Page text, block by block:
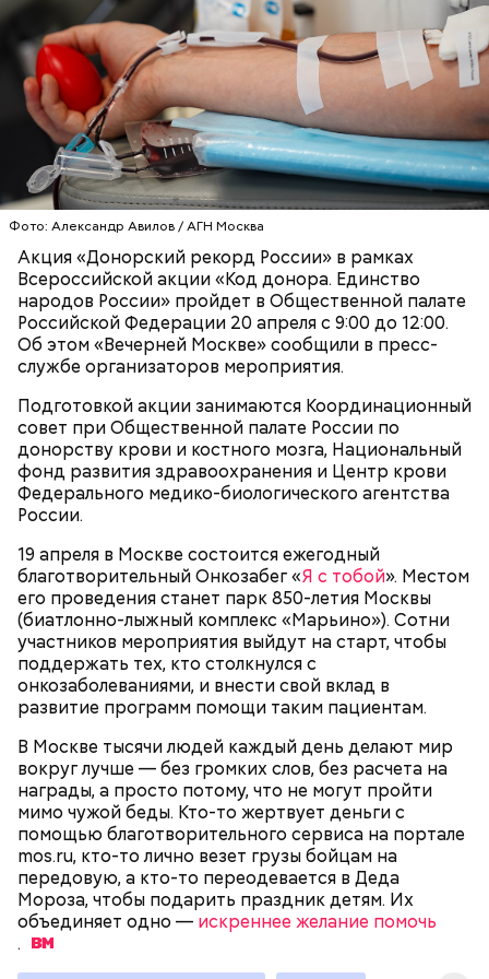
Фото: Александр Авилов / АГН Москва
Акция «Донорский рекорд России» в рамках
Всероссийской акции «Код донора. Единство
народов России» пройдет в Общественной палате
Российской Федерации 20 апреля с 9:00 до 12:00.
Об этом «Вечерней Москве» сообщили в пресс-
службе организаторов мероприятия.
Подготовкой акции занимаются Координационный
совет при Общественной палате России по
донорству крови и костного мозга, Национальный
фонд развития здравоохранения и Центр крови
Федерального медико-биологического агентства
России.
19 апреля в Москве состоится ежегодный
благотворительный Онкозабег «Я с тобой». Местом
его проведения станет парк 850-летия Москвы
(биатлонно-лыжный комплекс «Марьино»). Сотни
участников мероприятия выйдут на старт, чтобы
поддержать тех, кто столкнулся с
онкозаболеваниями, и внести свой вклад в
развитие программ помощи таким пациентам.
В Москве тысячи людей каждый день делают мир
вокруг лучше — без громких слов, без расчета на
награды, а просто потому, что не могут пройти
мимо чужой беды. Кто-то жертвует деньги с
помощью благотворительного сервиса на портале
mos.ru, кто-то лично везет грузы бойцам на
передовую, а кто-то переодевается в Деда
Мороза, чтобы подарить праздник детям. Их
объединяет одно — искреннее желание помочь
.
Еще одной отличительной чертой «Зарядья»
является всесезонность. Стало жарко летом?
Окунитесь в искусственный туман под стеклянным
куполом. Хочется красок серой зимой? Спешите во
Флорариум. Здесь можно совершить самое
короткое путешествие по всем 89 регионам нашей
страны и узнать много интересного о
биотехнологии или, например, экологии.
На этом наше мини-путешествие заканчивается, а
мы отложим дела и будем наслаждаться
прекрасным закатом на фоне березовой рощи,
хвойных лесов, степи и луга.
напротив Кремля.
6 апреля в городском прокате стали доступны
новые электросамокаты «Москвич». В отличие от
предшественников, они более яркого желтого
цвета. А номера размещены с 4 сторон: это
упрощает фиксацию нарушений по камерам, что
повышает ответственность водителей. Увеличено
переднее колесо и сделан специальный упор на
платформе. Это помогает сохранить устойчивость
даже при резких маневрах. Стоимость проката: от
7,12 рубля в минуту, возможна доплата за
активацию самоката.
Велотранспорт
аренды — предоставление залога (денежного или
документа) и оплата времени аренды. Почасовая
аренда стандартных велосипедов обычно
колеблется в пределах от 250 до 600 рублей в час, а
аренда тандемов — от 500 до 900 рублей в час.
Патрулирует;
Видит объекты через четыре камеры с углом
обзора 360 градусов;
Передает картинку системам
видеонаблюдения.
Вместо уборщицы